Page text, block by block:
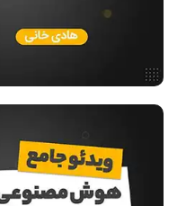
هوش مصنوعی
فیلم حل سوال و تست
مقالات عمومی رشته کامپیوتر
آمادگی برای کنکور